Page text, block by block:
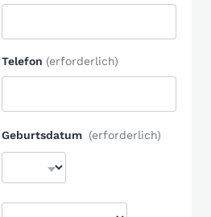
Telefon (erforderlich)
Geburtsdatum (erforderlich)